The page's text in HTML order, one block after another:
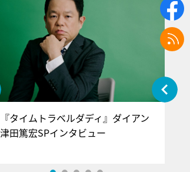
『タイムトラベルダディ』ダイアン
津田篤宏SPインタビュー